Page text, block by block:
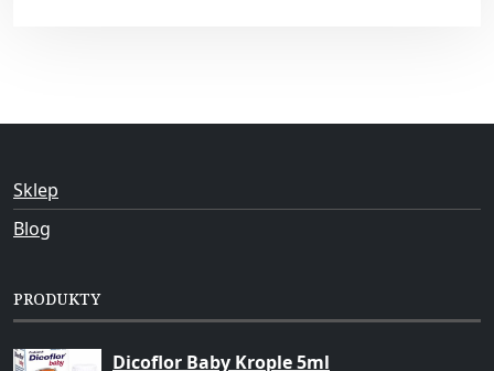
Sklep
Blog
PRODUKTY
Dicoflor Baby Krople 5ml